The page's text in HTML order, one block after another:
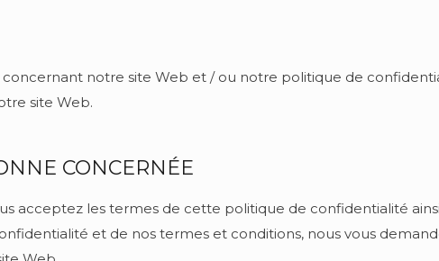
concernant notre site Web et / ou notre politique de
site Web.
CONCERNÉE
acceptez les termes de cette politique de confidentialité
et de nos termes et conditions, nous vous